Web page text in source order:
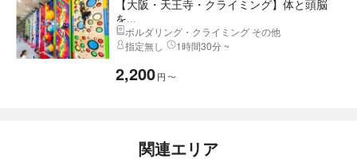
【大阪・天王寺・クライミング】体と頭脳
を...
ボルダリング・クライミング その他
指定無し
1時間30分 ~
2,200円 〜
関連エリア